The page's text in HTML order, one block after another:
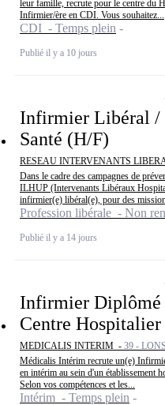
leur famille, recrute pour le centre du
Infirmier/ère en CDI. Vous souhaitez...
CDI - Temps plein
Publié il y a 10 jours
Infirmier Libéral /
Santé (H/F)
RESEAU INTERVENANTS
Dans le cadre des campagnes de
ILHUP (Intervenants Libéraux
infirmier(e) libéral(e), pour des
Profession libérale - Non
Publié il y a 14 jours
Infirmier Diplômé
Centre
MEDICALIS INTERIM - 39 -
Médicalis Intérim recrute un(e)
en intérim au sein d'un établissement
Selon vos compétences et les...
Intérim - Temps plein